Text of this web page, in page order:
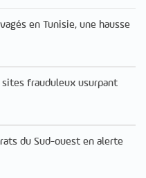
en Tunisie, une hausse
frauduleux usurpant
du Sud-ouest en alerte